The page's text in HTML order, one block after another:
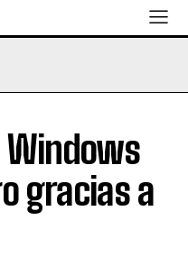
Windows
gracias a